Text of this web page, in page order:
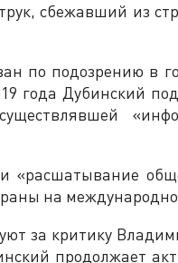
сбежавший из
по подозрению в
года Дубинский
на
за критику
продолжает